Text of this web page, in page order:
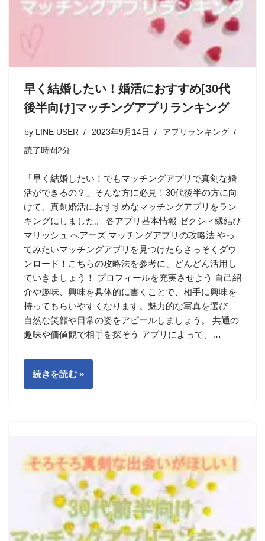
早く結婚したい！婚活におすすめ[30代
後半向け]マッチングアプリランキング
by LINE USER 2023年9月14日 アプリランキング
読了時間2分
「早く結婚したい！でもマッチングアプリで真剣な婚
活ができるの？」そんな方に必見！30代後半の方に向
けて、真剣婚活におすすめなマッチングアプリをラン
キングにしました。 各アプリ基本情報 ゼクシィ縁結び
マリッシュ ペアーズ マッチングアプリの攻略法 やっ
てみたいマッチングアプリを見つけたらさっそくダウ
ンロード！こちらの攻略法を参考に、どんどん活用し
ていきましょう！ プロフィールを充実させよう 自己紹
介や趣味、興味を具体的に書くことで、相手に興味を
持ってもらいやすくなります。魅力的な写真を選び、
自然な笑顔や日常の姿をアピールしましょう。 共通の
趣味や価値観で相手を探そう アプリによって、…
続きを読む »